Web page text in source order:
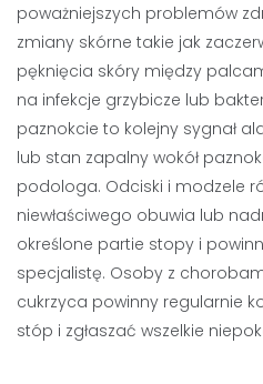
poważniejszych problemów
zmiany skórne takie jak
pęknięcia skóry między
na infekcje grzybicze lub
paznokcie to kolejny sygnał
lub stan zapalny wokół
podologa. Odciski i modzele
niewłaściwego obuwia lub
określone partie stopy i
specjalistę. Osoby z
cukrzyca powinny regularnie
stóp i zgłaszać wszelkie